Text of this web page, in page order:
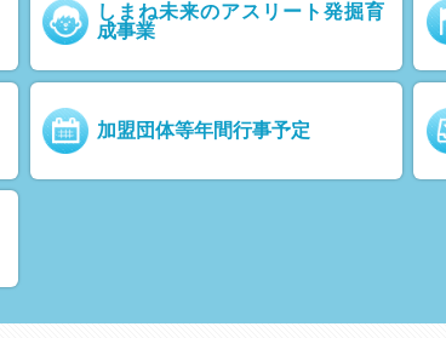
しまね未来のアスリート発掘育
成事業
加盟団体等年間行事予定